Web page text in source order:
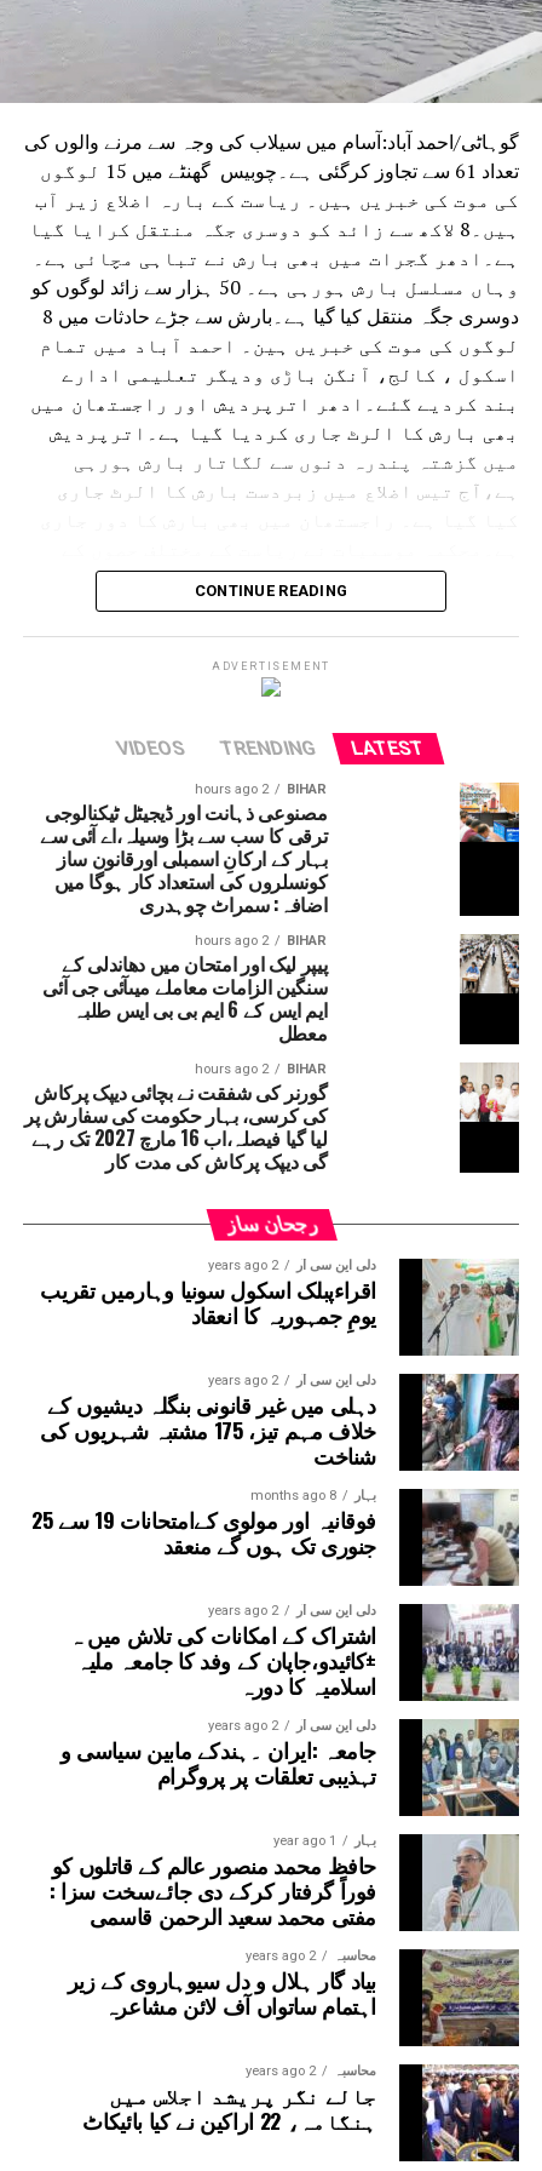
گوہاٹی/احمد آباد:آسام میں سیلاب کی وجہ سے مرنے والوں کی
تعداد 61 سے تجاوز کرگئی ہے۔چوبیس گھنٹے میں 15 لوگوں
کی موت کی خبریں ہیں۔ ریاست کے بارہ اضلاع زیر آب
ہیں۔8 لاکھ سے زائد کو دوسری جگہ منتقل کرایا گیا
ہے۔ادھر گجرات میں بھی بارش نے تباہی مچائی ہے۔
وہاں مسلسل بارش ہورہی ہے۔ 50 ہزار سے زائد لوگوں کو
دوسری جگہ منتقل کیا گیا ہے۔بارش سے جڑے حادثات میں 8
لوگوں کی موت کی خبریں ہین۔ احمد آباد میں تمام
اسکول ، کالج، آنگن باڑی ودیگر تعلیمی ادارے
بند کردیے گئے۔ادھر اترپردیش اور راجستھان میں
بھی بارش کا الرٹ جاری کردیا گیا ہے۔اترپردیش
میں گزشتہ پندرہ دنوں سے لگاتار بارش ہورہی
ہے،آج تیس اضلاع میں زبردست بارش کا الرٹ جاری
لئے الرٹ جاری کردیا ہے۔ حالانکہ جموں وکشمیر
میں لینڈ سلائڈنگ کی وجہ سے آمدورفت ٹھپ تھی لیکن
اب چھ دنوں کے بعد آمدورفت جاری ہوئی ہے۔
امرناتھ یاترا بھی شروع کردی گئی ہے۔
CONTINUE READING
ADVERTISEMENT
LATEST
TRENDING
VIDEOS
BIHAR
2 hours ago
مصنوعی ذہانت اور ڈیجیٹل ٹیکنالوجی
ترقی کا سب سے بڑا وسیلہ،اے آئی سے
بہار کے ارکانِ اسمبلی اورقانون ساز
کونسلروں کی استعداد کار ہوگا میں
اضافہ: سمراٹ چوہدری
BIHAR
2 hours ago
پیپر لیک اور امتحان میں دھاندلی کے
سنگین الزامات معاملے میںآئی جی آئی
ایم ایس کے 6 ایم بی بی ایس طلبہ
معطل
BIHAR
2 hours ago
گورنر کی شفقت نے بچائی دیپک پرکاش
کی کرسی، بہار حکومت کی سفارش پر
لیا گیا فیصلہ،اب 16 مارچ 2027 تک رہے
گی دیپک پرکاش کی مدت کار
رجحان ساز
دلی این سی آر 2 years ago
اقراءپبلک اسکول سونیا وہارمیں تقریب
یومِ جمہوریہ کا انعقاد
دلی این سی آر 2 years ago
دہلی میں غیر قانونی بنگلہ دیشیوں کے
خلاف مہم تیز، 175 مشتبہ شہریوں کی
شناخت
بہار 8 months ago
فوقانیہ اور مولوی کےامتحانات 19 سے 25
جنوری تک ہوں گے منعقد
دلی این سی آر 2 years ago
اشتراک کے امکانات کی تلاش میں ہ
±کائیدو،جاپان کے وفد کا جامعہ ملیہ
اسلامیہ کا دورہ
دلی این سی آر 2 years ago
جامعہ :ایران ۔ہندکے مابین سیاسی و
تہذیبی تعلقات پر پروگرام
بہار 1 year ago
حافظ محمد منصور عالم کے قاتلوں کو
فوراً گرفتار کرکے دی جائےسخت سزا :
مفتی محمد سعید الرحمن قاسمی
محاسبہ 2 years ago
بیاد گار ہلال و دل سیوہاروی کے زیر
اہتمام ساتواں آف لائن مشاعرہ
محاسبہ 2 years ago
جالے نگر پریشد اجلاس میں
ہنگامہ، 22 اراکین نے کیا بائیکاٹ